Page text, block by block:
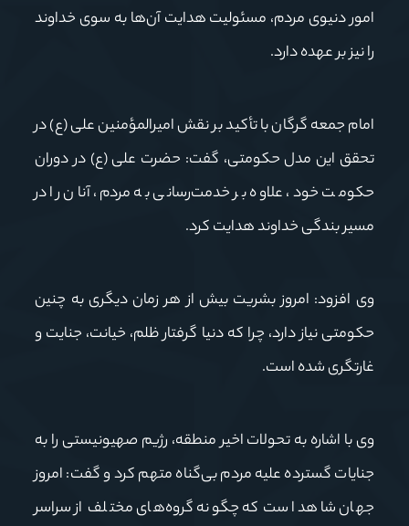
امور دنیوی مردم، مسئولیت هدایت آن‌ها به سوی خداوند
را نیز بر عهده دارد.
امام جمعه گرگان با تأکید بر نقش امیرالمؤمنین علی (ع) در
تحقق این مدل حکومتی، گفت: حضرت علی (ع) در دوران
حکومت خود، علاوه بر خدمت‌رسانی به مردم، آنان را در
مسیر بندگی خداوند هدایت کرد.
وی افزود: امروز بشریت بیش از هر زمان دیگری به چنین
حکومتی نیاز دارد، چرا که دنیا گرفتار ظلم، خیانت، جنایت و
غارتگری شده است.
وی با اشاره به تحولات اخیر منطقه، رژیم صهیونیستی را به
جنایات گسترده علیه مردم بی‌گناه متهم کرد و گفت: امروز
جهان شاهد است که چگونه گروه‌های مختلف از سراسر